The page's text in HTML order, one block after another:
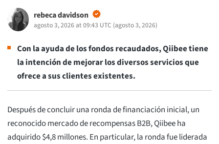
rebeca davidson
agosto 3, 2026 at 09:43 UTC (agosto 3, 2026)
Con la ayuda de los fondos recaudados, Qiibee tiene
la intención de mejorar los diversos servicios que
ofrece a sus clientes existentes.
Después de concluir una ronda de financiación inicial, un
reconocido mercado de recompensas B2B, Qiibee ha
adquirido $4,8 millones. En particular, la ronda fue liderada